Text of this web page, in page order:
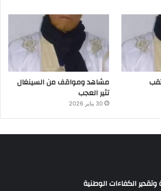
مشاهد ومواقف من السينغال
تثير العجب
30 يناير 2026
الكفاءات الوطنية